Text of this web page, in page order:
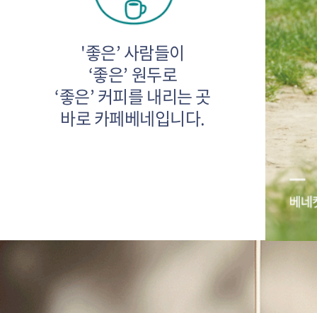
'좋은’ 사람들이
‘좋은’ 원두로
‘좋은’ 커피를 내리는 곳
바로 카페베네입니다.